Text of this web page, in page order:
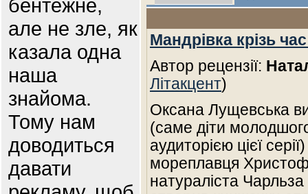
бентежне,
але не зле, як
казала одна
наша
знайома.
Тому нам
доводиться
давати
Мандрівка крізь
Автор рецензії:
Літакцент)
Оксана Лущевська
(саме діти
аудиторією цієї
мореплавця
натураліста